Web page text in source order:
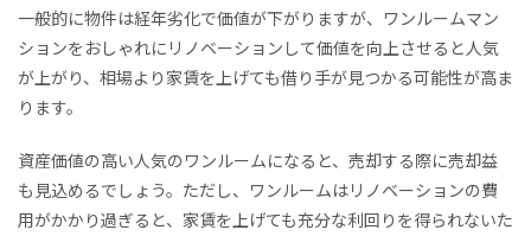
一般的に物件は経年劣化で価値が下がりますが、ワンルームマン
ションをおしゃれにリノベーションして価値を向上させると人気
が上がり、相場より家賃を上げても借り手が見つかる可能性が高ま
ります。
資産価値の高い人気のワンルームになると、売却する際に売却益
も見込めるでしょう。ただし、ワンルームはリノベーションの費
用がかかり過ぎると、家賃を上げても充分な利回りを得られないた